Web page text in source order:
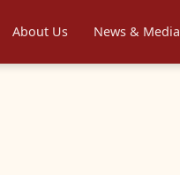
About Us News & Media